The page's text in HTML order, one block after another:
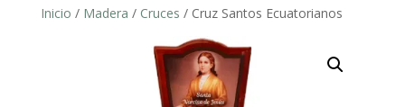
Inicio / Madera / Cruces / Cruz Santos Ecuatorianos